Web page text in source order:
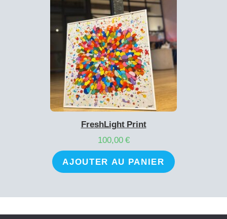
FreshLight Print
100,00€
AJOUTER AU PANIER